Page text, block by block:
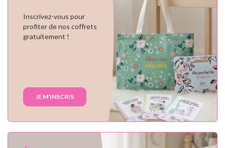
Inscrivez-vous pour
profiter de nos coffrets
gratuitement !
JE M'INSCRIS